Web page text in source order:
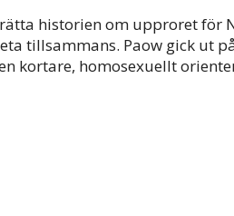
historien om upproret för
tillsammans. Paow gick ut
kortare, homosexuellt